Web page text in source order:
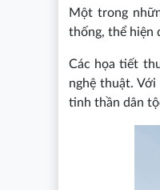
Một trong
thống, thể hiện
Các họa tiết
nghệ thuật.
tinh thần dân